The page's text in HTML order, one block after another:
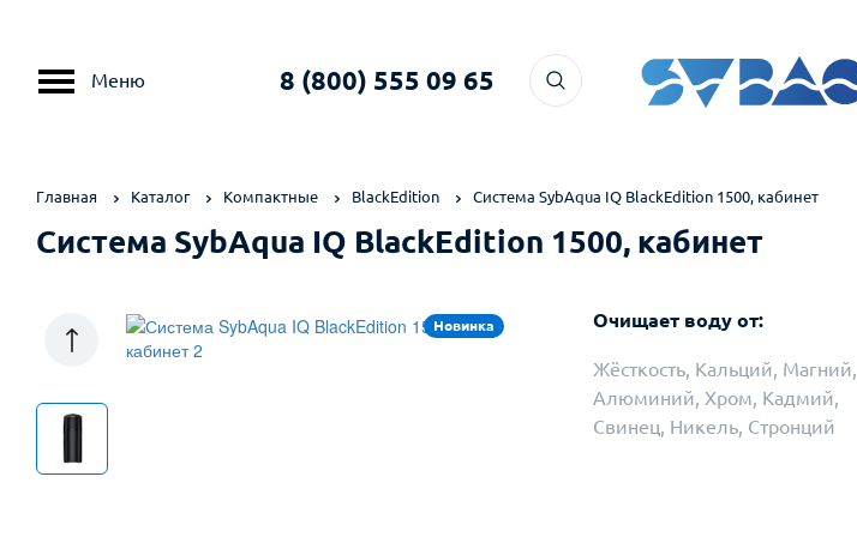
Меню 8 (800) 555 09 65
Главная Каталог Компактные BlackEdition Система SybAqua IQ BlackEdition 1500, кабинет
Система SybAqua IQ BlackEdition 1500, кабинет
Новинка Очищает воду от:
Жёсткость, Кальций, Магний,
Алюминий, Хром, Кадмий,
Свинец, Никель, Стронций